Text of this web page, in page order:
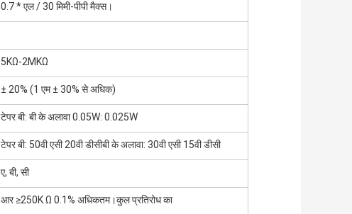
0.7 * एल / 30 मिमी-पीपी मैक्स।
5KΩ-2MKΩ
± 20% (1 एम ± 30% से अधिक)
टेपर बी: बी के अलावा 0.05W: 0.025W
टेपर बी: 50वी एसी 20वी डीसीबी के अलावा: 30वी एसी 15वी डीसी
ए, बी, सी
आर ≥250K Ω 0.1% अधिकतम।कुल प्रतिरोध का